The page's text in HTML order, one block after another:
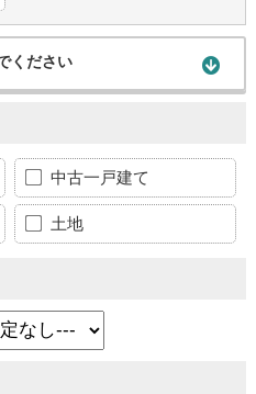
ください
中古一戸建て
土地